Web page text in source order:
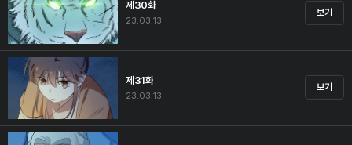
제30화
23.03.13
보기
제31화
23.03.13
보기